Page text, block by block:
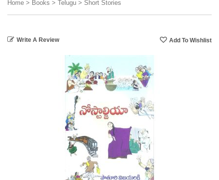
Home > Books > Telugu > Short Stories
Write A Review